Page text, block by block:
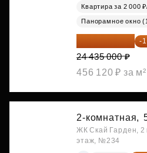
Квартира за 2 000
Панорамное окно
20 525 400 ₽ -
24 435 000 ₽
456 120 ₽ за м²
2-комнатная,
ЖК Скай Гарден, 2
этаж, №234